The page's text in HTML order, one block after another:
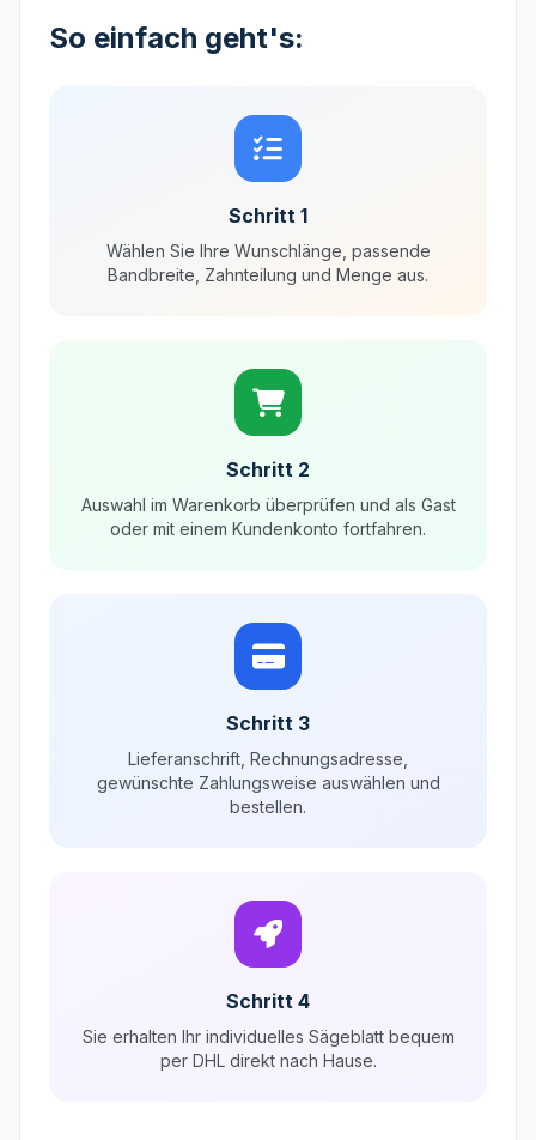
So einfach geht's:
Schritt 1
Wählen Sie Ihre Wunschlänge, passende
Bandbreite, Zahnteilung und Menge aus.
Schritt 2
Auswahl im Warenkorb überprüfen und als Gast
oder mit einem Kundenkonto fortfahren.
Schritt 3
Lieferanschrift, Rechnungsadresse,
gewünschte Zahlungsweise auswählen und
bestellen.
Schritt 4
Sie erhalten Ihr individuelles Sägeblatt bequem
per DHL direkt nach Hause.